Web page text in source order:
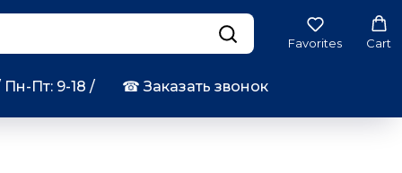
Favorites Cart
Пн-Пт: 9-18 / ☎︎ Заказать звонок